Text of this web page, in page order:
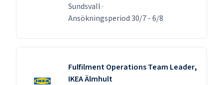
Sundsvall ·
Ansökningsperiod30/7-6/8
Fulfilment Operations Team Leader,
IKEA Älmhult